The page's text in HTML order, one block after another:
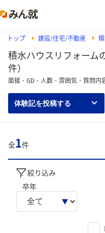
トップ 建設/住宅/不動産
積水ハウスリフォーム
件）
面接・GD・人数・雰囲気・質問内
体験記を投稿する
全1件
絞り込み
卒年